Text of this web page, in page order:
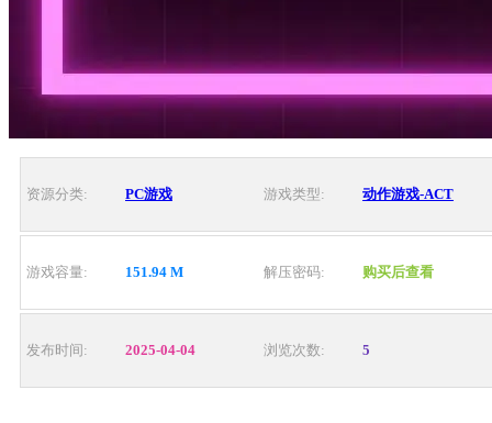
资源分类: PC游戏 游戏类型: 动作游戏-ACT
游戏容量: 151.94 M 解压密码: 购买后查看
发布时间: 2025-04-04 浏览次数: 5